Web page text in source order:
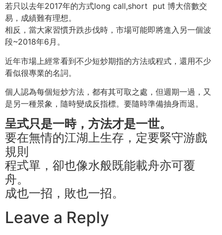
若只以去年2017年的方式long call,short put 博大倍數交
易，成績難有理想。
相反，當大家習慣升跌步伐時，市場可能即將進入另一個波
段~2018年6月。
近年市場上經常看到不少短炒期指的方法或程式，還用不少
看似很專業的名詞。
個人認為每個短炒方法，都有其可取之處，但週期一過，又
是另一種景象，隨時變成反指標。要隨時準備抽身而退。
呈式只是一時，方法才是一世。
要在無情的江湖上生存，定要緊守游戲
規則
程式單，卻也像水般既能載舟亦可覆
舟。
成也一招，敗也一招。
Leave a Reply